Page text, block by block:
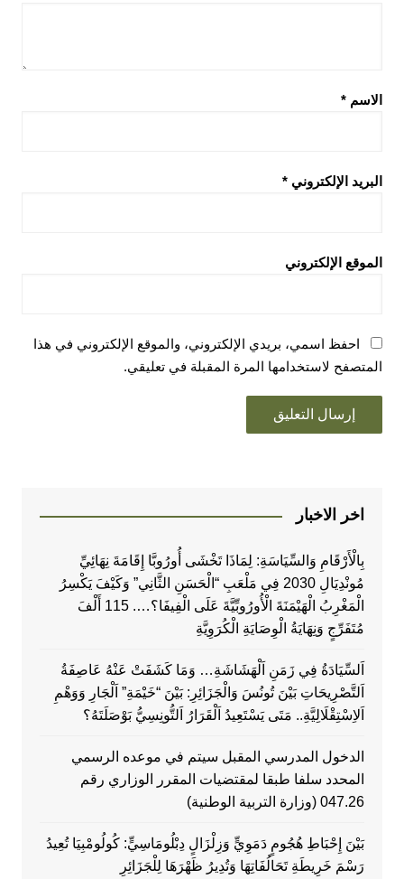
الاسم *
البريد الإلكتروني *
الموقع الإلكتروني
احفظ اسمي، بريدي الإلكتروني، والموقع الإلكتروني في هذا
المتصفح لاستخدامها المرة المقبلة في تعليقي.
اخر الاخبار
بِالْأَرْقَامِ وَالسِّيَاسَةِ: لِمَاذَا تَخْشَى أُورُوبَّا إِقَامَةَ نِهَائِيِّ
مُونْدِيَالِ 2030 فِي مَلْعَبِ “الْحَسَنِ الثَّانِي” وَكَيْفَ يَكْسِرُ
الْمَغْرِبُ الْهَيْمَنَةَ الْأُورُوبِّيَّةَ عَلَى الْفِيفَا؟…. 115 أَلْفَ
مُتَفَرِّجٍ وَنِهَايَةُ الْوِصَايَةِ الْكُرَوِيَّةِ
اَلسِّيَادَةُ فِي زَمَنِ اَلْهَشَاشَةِ… وَمَا كَشَفَتْ عَنْهُ عَاصِفَةُ
اَلتَّصْرِيحَاتِ بَيْنَ تُونُسَ وَالْجَزَائِرِ: بَيْنَ “خَيْمَةِ” اَلْجَارِ وَوَهْمِ
اَلاِسْتِقْلَالِيَّةِ.. مَتَى يَسْتَعِيدُ اَلْقَرَارُ اَلتُّونِسِيُّ بَوْصَلَتَهُ؟
الدخول المدرسي المقبل سیتم في موعده الرسمي
المحدد سلفا طبقا لمقتضیات المقرر الوزاري رقم
047.26 (وزارة التربية الوطنية)
بَيْنَ إِحْبَاطِ هُجُومٍ دَمَوِيٍّ وَزِلْزَالٍ دِبْلُومَاسِيٍّ: كُولُومْبِيَا تُعِيدُ
رَسْمَ خَرِيطَةِ تَحَالُفَاتِهَا وَتُدِيرُ ظَهْرَهَا لِلْجَزَائِرِ